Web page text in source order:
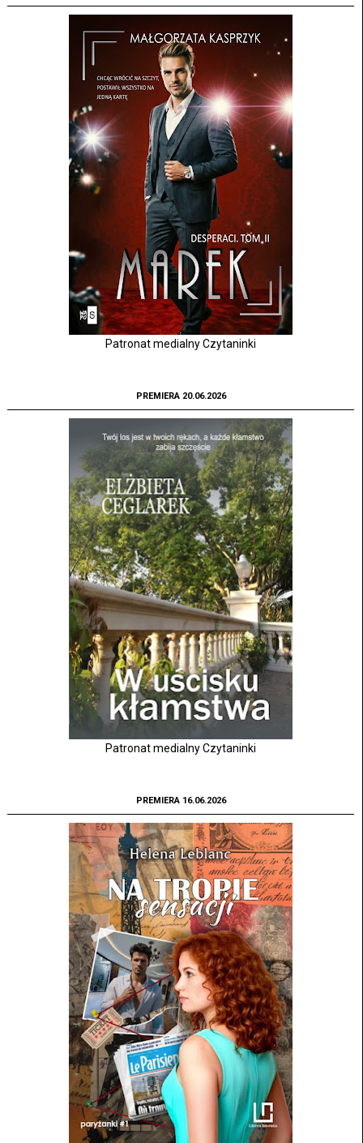
Patronat medialny Czytaninki
PREMIERA 20.06.2026
Patronat medialny Czytaninki
PREMIERA 16.06.2026